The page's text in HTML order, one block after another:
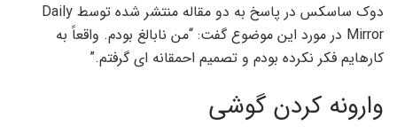
دوک ساسکس در پاسخ به دو مقاله منتشر شده توسط Daily
Mirror در مورد این موضوع گفت: “من نابالغ بودم. واقعاً به
کارهایم فکر نکرده بودم و تصمیم احمقانه ای گرفتم.”
وارونه کردن گوشی